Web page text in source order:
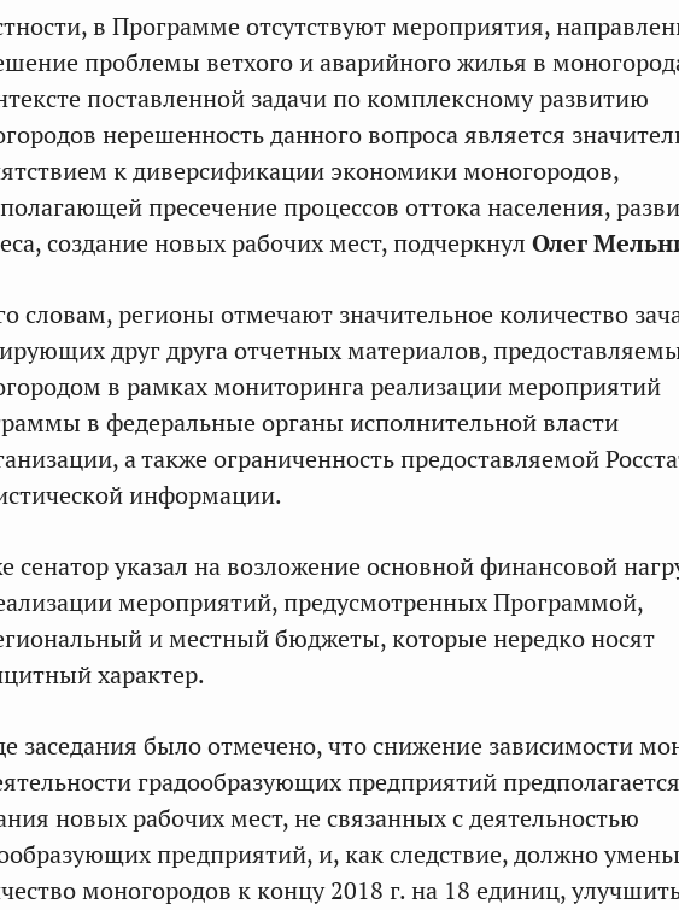
в Программе отсутствуют мероприятия,
проблемы ветхого и аварийного жилья в
поставленной задачи по комплексному развитию
нерешенность данного вопроса является
к диверсификации экономики моногородов,
пресечение процессов оттока населения,
создание новых рабочих мест, подчеркнул Олег
словам, регионы отмечают значительное количество
друг друга отчетных материалов,
в рамках мониторинга реализации мероприятий
в федеральные органы исполнительной власти
а также ограниченность предоставляемой
информации.
сенатор указал на возложение основной финансовой
мероприятий, предусмотренных Программой,
и местный бюджеты, которые нередко носят
характер.
заседания было отмечено, что снижение зависимости
градообразующих предприятий
новых рабочих мест, не связанных с деятельностью
предприятий, и, как следствие, должно
моногородов к концу 2018 г. на 18 единиц,